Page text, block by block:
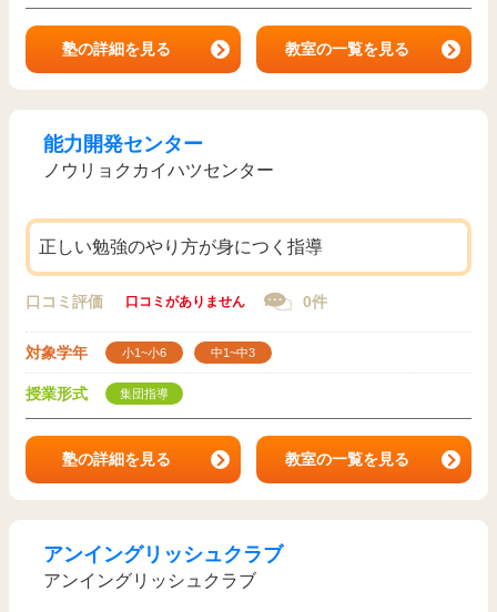
塾の詳細を見る 教室の一覧を見る
能力開発センター
ノウリョクカイハツセンター
正しい勉強のやり方が身につく指導
口コミ評価 口コミがありません 0件
対象学年 小1~小6 中1~中3
授業形式 集団指導
塾の詳細を見る 教室の一覧を見る
アンイングリッシュクラブ
アンイングリッシュクラブ